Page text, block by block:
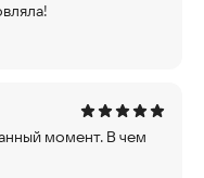
момент. В чем